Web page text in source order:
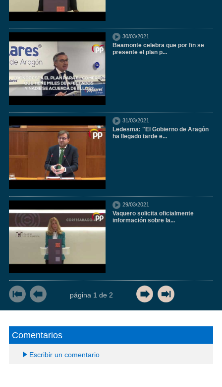
30/03/2021
Beamonte celebra que por fin se
presente el plan p...
31/03/2021
Ledesma: "El Gobierno de Aragón
ha llegado tarde e...
29/03/2021
Vaquero solicita oficialmente
información sobre la...
página 1 de2
Comentarios
Escribir un comentario